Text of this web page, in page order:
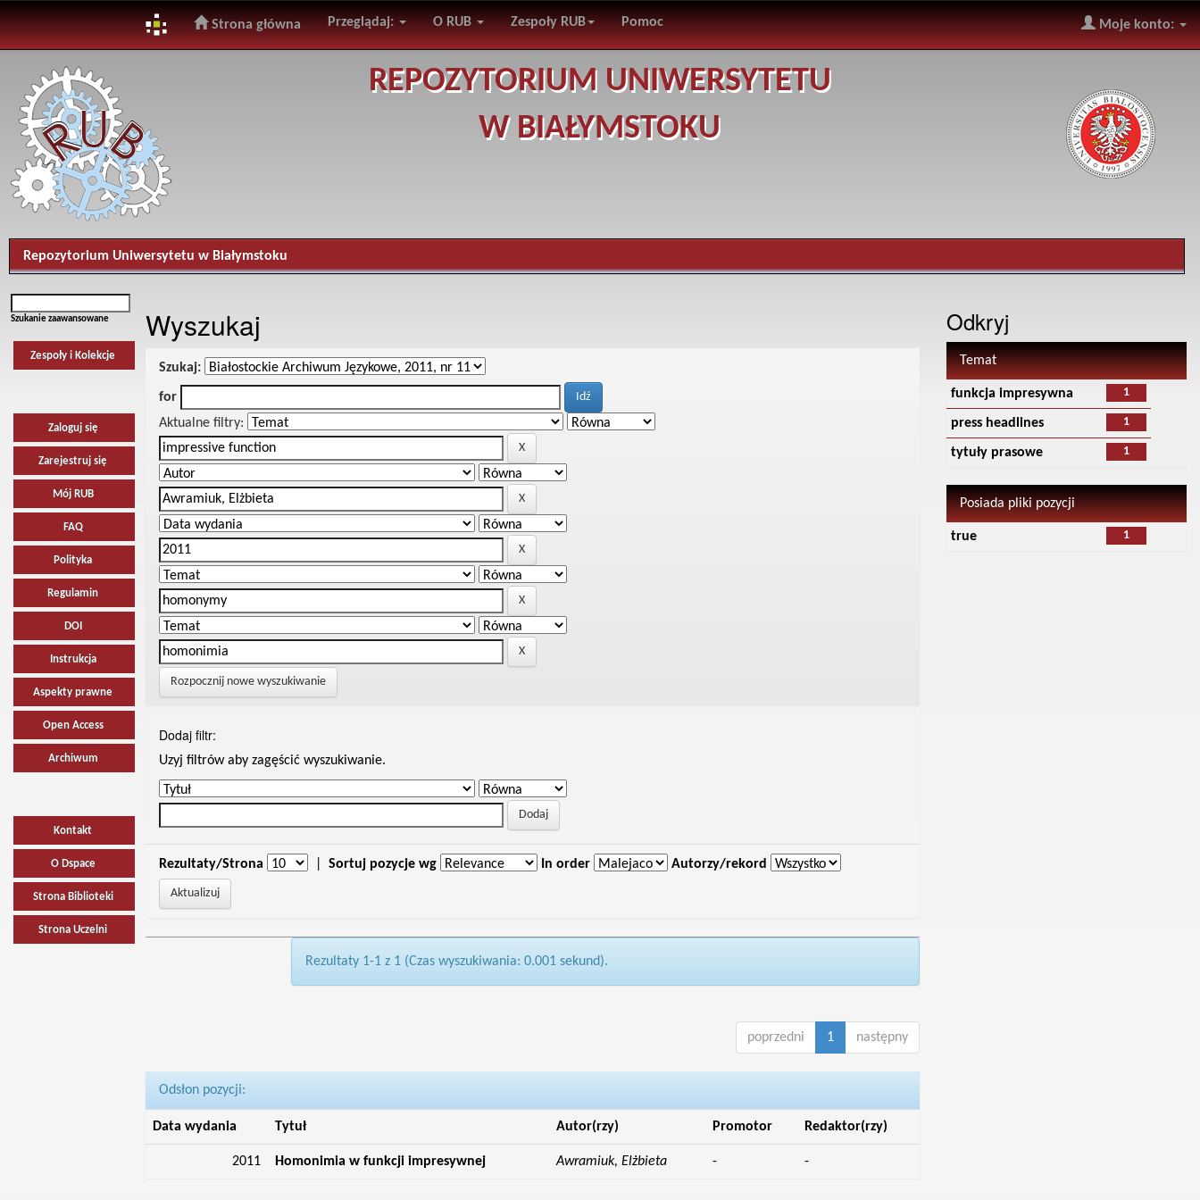
navigation
Strona główna Przeglądaj: O RUB Zespoły RUB Pomoc Moje konto:
REPOZYTORIUM UNIWERSYTETU
W BIAŁYMSTOKU
Repozytorium Uniwersytetu w Białymstoku
Szukanie zaawansowane
Zespoły i Kolekcje
Zaloguj się
Zarejestruj się
Mój RUB
FAQ
Polityka
Regulamin
DOI
Instrukcja
Aspekty prawne
Open Access
Archiwum
Kontakt
O Dspace
Strona Biblioteki
Strona Uczelni
Wyszukaj
Szukaj:
for
Aktualne filtry:
Rozpocznij nowe wyszukiwanie
Dodaj filtr:
Uzyj filtrów aby zagęścić wyszukiwanie.
Rezultaty/Strona Sortuj pozycje wg In order Autorzy/rekord
Rezultaty 1-1 z 1 (Czas wyszukiwania: 0.001 sekund).
poprzedni 1 następny
Odsłon pozycji:
Data wydania Tytuł Autor(rzy) Promotor Redaktor(rzy)
2011 Homonimia w funkcji impresywnej Awramiuk, Elżbieta - -
Odkryj
Temat
1
funkcja impresywna
1
press headlines
1
tytuły prasowe
Posiada pliki pozycji
1
true